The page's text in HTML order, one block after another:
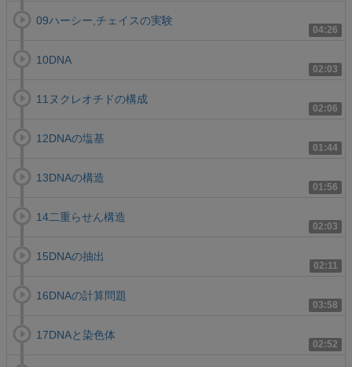
04:26
09ハーシー,チェイスの実験
02:03
10DNA
02:06
11ヌクレオチドの構成
01:44
12DNAの塩基
01:56
13DNAの構造
02:03
14二重らせん構造
02:11
15DNAの抽出
03:58
16DNAの計算問題
02:52
17DNAと染色体